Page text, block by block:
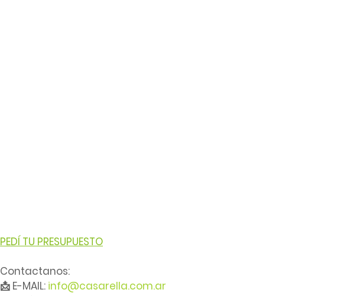
PEDÍ TU PRESUPUESTO
Contactanos:
📩 E-MAIL: info@casarella.com.ar